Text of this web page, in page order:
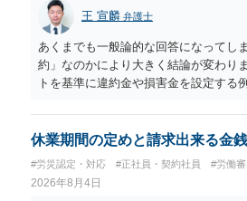
王 宣麟 弁護士
あくまでも一般論的な回答になってし
約」なのかにより大きく結論が変わり
トを基準に違約金や損害金を設定す
になるわけではありません。契約が労
なくても、金額が事務所の損害と比べ
ではなく「合理的な実費・未回収費用
内容をレビューしてもらう価値は十分
休業期間の定めと請求出来る金銭
#労災認定・対応 #正社員・契約社員 #労働審
2026年8月4日